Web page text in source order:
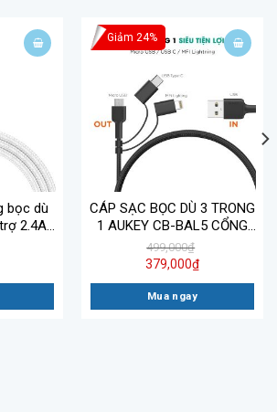
bọc dù
2.4A
Giảm 24%
CÁP SẠC BỌC DÙ 3 TRONG
1 AUKEY CB-BAL5 CỔNG
LIGHTNING, TYPE C, MICRO
USB CHUẨN MFI
499,000₫
379,000₫
Mua ngay